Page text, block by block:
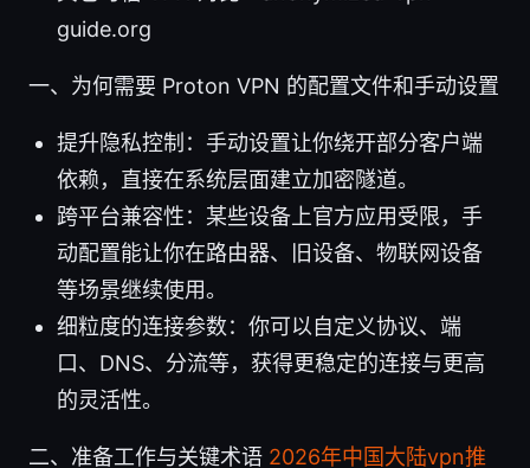
guide.org
一、为何需要 Proton VPN 的配置文件和手动设置
提升隐私控制：手动设置让你绕开部分客户端
依赖，直接在系统层面建立加密隧道。
跨平台兼容性：某些设备上官方应用受限，手
动配置能让你在路由器、旧设备、物联网设备
等场景继续使用。
细粒度的连接参数：你可以自定义协议、端
口、DNS、分流等，获得更稳定的连接与更高
的灵活性。
二、准备工作与关键术语 2026年中国大陆vpn推